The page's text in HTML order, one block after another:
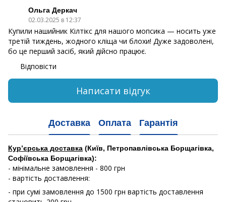
Ольга Деркач
02.03.2025 в 12:37
Купили нашийник Кілтікс для нашого мопсика — носить уже
третій тиждень, жодного кліща чи блохи! Дуже задоволені,
бо це перший засіб, який дійсно працює.
Відповісти
Написати відгук
Доставка Оплата Гарантія
Кур’єрська доставка (Київ, Петропавлівська Борщагівка,
Софіївська Борщагівка):
- мінімальне замовлення - 800 грн
- вартість доставлення:
- при сумі замовлення до 1500 грн вартість доставлення